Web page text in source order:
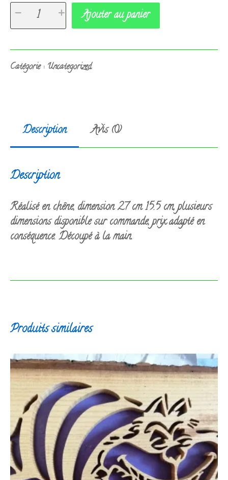
quantité
de - + Ajouter au panier
Catégorie : Uncategorized
Description Avis (0)
Description
Réalisé en chêne, dimension 27 cm 15.5 cm, plusieurs
dimensions disponible sur commande, prix adapté en
conséquence. Découpé à la main.
Produits similaires